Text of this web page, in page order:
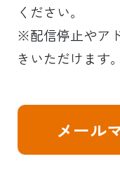
ください。
※配信停止やア
きいただけます。
メール